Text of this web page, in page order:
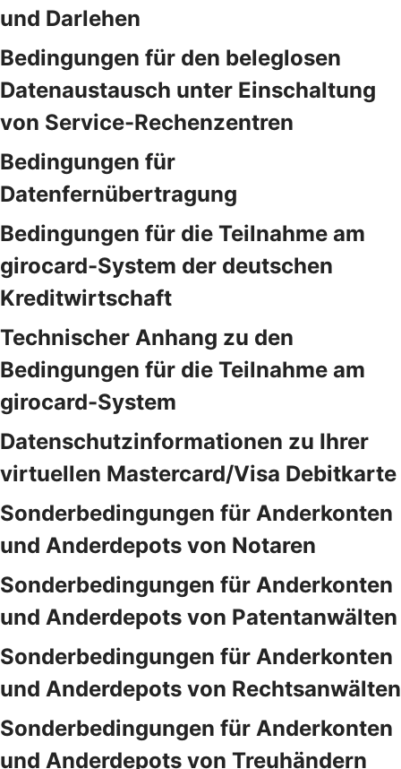
und Darlehen
Bedingungen für den beleglosen
Datenaustausch unter Einschaltung
von Service-Rechenzentren
Bedingungen für
Datenfernübertragung
Bedingungen für die Teilnahme am
girocard-System der deutschen
Kreditwirtschaft
Technischer Anhang zu den
Bedingungen für die Teilnahme am
girocard-System
Datenschutzinformationen zu Ihrer
virtuellen Mastercard/Visa Debitkarte
Sonderbedingungen für Anderkonten
und Anderdepots von Notaren
Sonderbedingungen für Anderkonten
und Anderdepots von Patentanwälten
Sonderbedingungen für Anderkonten
und Anderdepots von Rechtsanwälten
Sonderbedingungen für Anderkonten
und Anderdepots von Treuhändern